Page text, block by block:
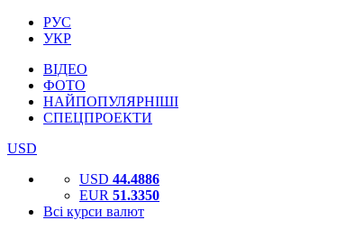
РУС
УКР
ВІДЕО
ФОТО
НАЙПОПУЛЯРНІШІ
СПЕЦПРОЕКТИ
USD
USD 44.4886
EUR 51.3350
Всі курси валют